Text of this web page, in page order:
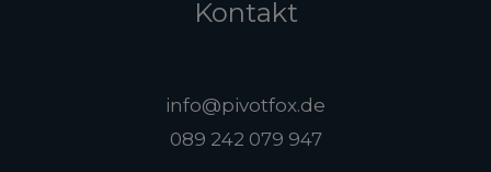
Kontakt
info@pivotfox.de
089 242 079 947